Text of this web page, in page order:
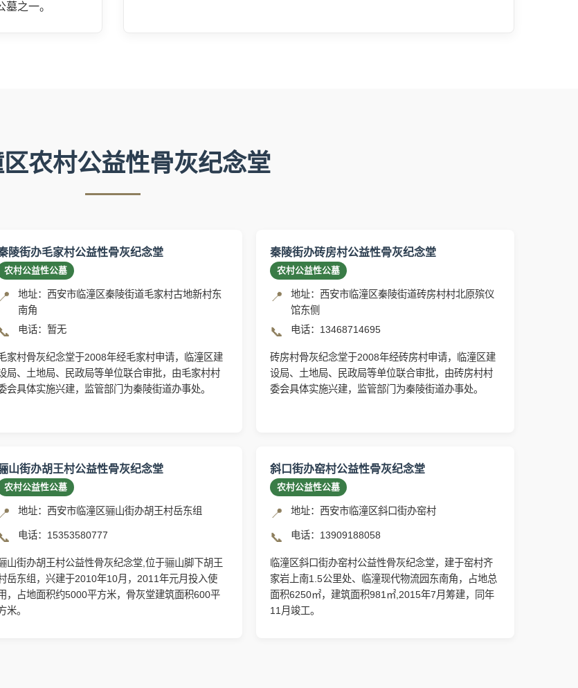
之一。
农村公益性骨灰纪念堂
陵街办毛家村公益性骨灰纪念堂
农村公益性公墓
📍
地址：西安市临潼区秦陵街道毛家村古地新村东
南角
电话：暂无
家村骨灰纪念堂于2008年经毛家村申请，临潼区建
局、土地局、民政局等单位联合审批，由毛家村村
会具体实施兴建，监管部门为秦陵街道办事处。
秦陵街办砖房村公益性骨灰纪念堂
农村公益性公墓
📍
地址：西安市临潼区秦陵街道砖房村村北原殡仪
馆东侧
📞 电话：13468714695
砖房村骨灰纪念堂于2008年经砖房村申请，临潼区建
设局、土地局、民政局等单位联合审批，由砖房村村
委会具体实施兴建，监管部门为秦陵街道办事处。
山街办胡王村公益性骨灰纪念堂
农村公益性公墓
📍 地址：西安市临潼区骊山街办胡王村岳东组
电话：15353580777
山街办胡王村公益性骨灰纪念堂,位于骊山脚下胡王
岳东组，兴建于2010年10月，2011年元月投入使
，占地面积约5000平方米，骨灰堂建筑面积600平
米。
斜口街办窑村公益性骨灰纪念堂
农村公益性公墓
📍 地址：西安市临潼区斜口街办窑村
📞 电话：13909188058
临潼区斜口街办窑村公益性骨灰纪念堂，建于窑村齐
家岩上南1.5公里处、临潼现代物流园东南角，占地总
面积6250㎡，建筑面积981㎡,2015年7月筹建，同年
11月竣工。